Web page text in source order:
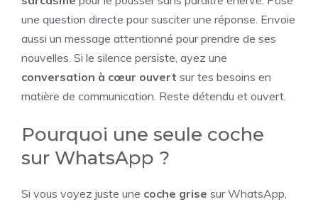
une question directe pour susciter une réponse. Envoie
aussi un message attentionné pour prendre de ses
nouvelles. Si le silence persiste, ayez une
conversation à cœur ouvert sur tes besoins en
matière de communication. Reste détendu et ouvert.
Pourquoi une seule coche
sur WhatsApp ?
Si vous voyez juste une coche grise sur WhatsApp,